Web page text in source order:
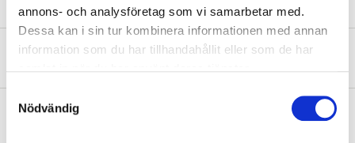
annons- och analysföretag som vi samarbetar med.
Dessa kan i sin tur kombinera informationen med annan
information som du har tillhandahållit eller som de har
Samtyckesval
Nödvändig
About the manufacturer